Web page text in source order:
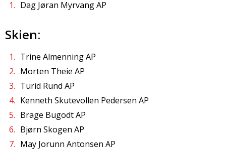
Dag Jøran Myrvang AP
Skien:
Trine Almenning AP
Morten Theie AP
Turid Rund AP
Kenneth Skutevollen Pedersen AP
Brage Bugodt AP
Bjørn Skogen AP
May Jorunn Antonsen AP